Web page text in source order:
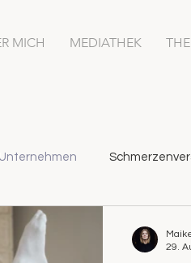
MICH MEDIATHEK
29.